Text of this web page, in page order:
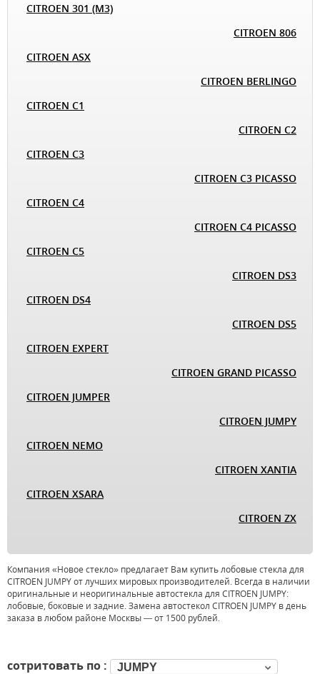
CITROEN 301 (M3)
CITROEN 806
CITROEN ASX
CITROEN BERLINGO
CITROEN C1
CITROEN C2
CITROEN C3
CITROEN C3 PICASSO
CITROEN C4
CITROEN C4 PICASSO
CITROEN C5
CITROEN DS3
CITROEN DS4
CITROEN DS5
CITROEN EXPERT
CITROEN GRAND PICASSO
CITROEN JUMPER
CITROEN JUMPY
CITROEN NEMO
CITROEN XANTIA
CITROEN XSARA
CITROEN ZX
Компания «Новое стекло» предлагает Вам купить лобовые стекла для
CITROEN JUMPY от лучших мировых производителей. Всегда в наличии
оригинальные и неоригинальные автостекла для CITROEN JUMPY:
лобовые, боковые и задние. Замена автостекол CITROEN JUMPY в день
заказа в любом районе Москвы — от 1500 рублей.
сотритовать по : JUMPY